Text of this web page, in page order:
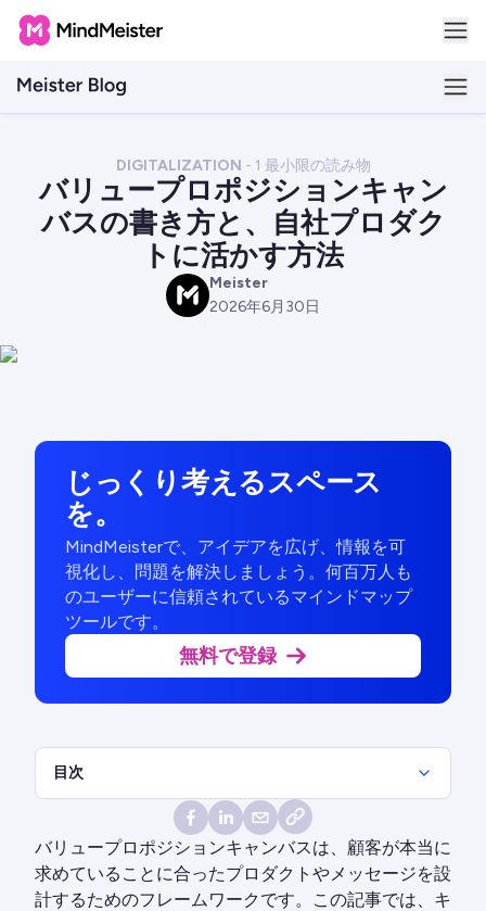
DIGITALIZATION - 1 最小限の読み物
バリュープロポジションキャン
バスの書き方と、自社プロダク
トに活かす方法
M
Meister
2026年6月30日
じっくり考えるスペース
を。
MindMeisterで、アイデアを広げ、情報を可
視化し、問題を解決しましょう。何百万人も
のユーザーに信頼されているマインドマップ
ツールです。
無料で登録
目次
バリュープロポジションキャンバスは、顧客が本当に
求めていることに合ったプロダクトやメッセージを設
計するためのフレームワークです。この記事では、キ